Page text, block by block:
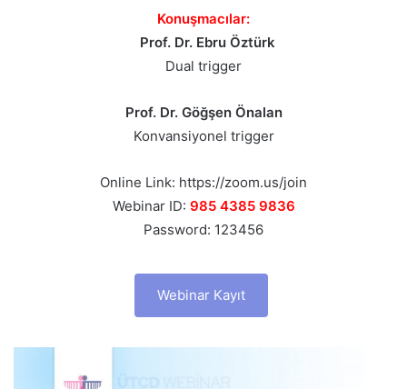
Konuşmacılar:
Prof. Dr. Ebru Öztürk
Dual trigger
Prof. Dr. Göğşen Önalan
Konvansiyonel trigger
Online Link: https://zoom.us/join
Webinar ID: 985 4385 9836
Password: 123456
Webinar Kayıt